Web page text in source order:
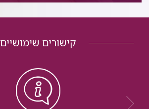
קישורים שימושיים